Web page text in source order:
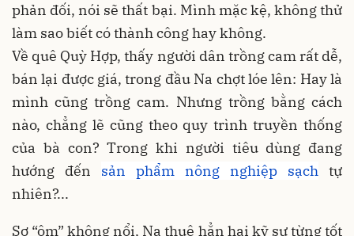
phản đối, nói sẽ thất bại. Mình mặc kệ, không thử
làm sao biết có thành công hay không.
Về quê Quỳ Hợp, thấy người dân trồng cam rất dễ,
bán lại được giá, trong đầu Na chợt lóe lên: Hay là
mình cũng trồng cam. Nhưng trồng bằng cách
nào, chẳng lẽ cũng theo quy trình truyền thống
của bà con? Trong khi người tiêu dùng đang
hướng đến sản phẩm nông nghiệp sạch tự
nhiên?...
Sợ “ôm” không nổi, Na thuê hẳn hai kỹ sư từng tốt